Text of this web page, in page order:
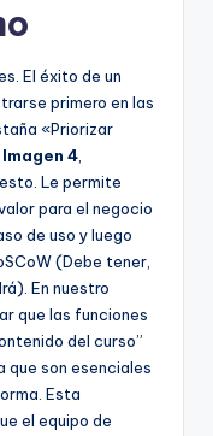
El éxito de un
primero en las
«Priorizar
Imagen 4,
Le permite
para el negocio
de uso y luego
(Debe tener,
En nuestro
que las funciones
del curso”
que son esenciales
Esta
el equipo de